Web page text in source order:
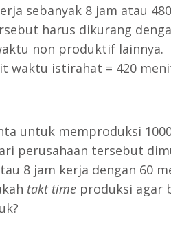
sebanyak 8 jam atau
harus dikurang
non produktif lainnya.
waktu istirahat = 420
untuk memproduksi
perusahaan tersebut
8 jam kerja dengan 60
takt timeproduksi agar